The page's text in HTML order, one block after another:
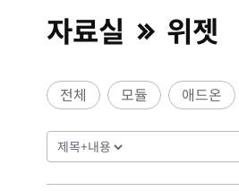
자료실 위젯
전체 모듈 애드온